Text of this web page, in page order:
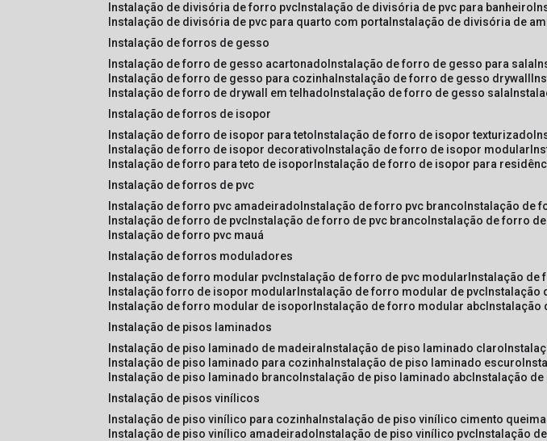
instalação de divisória de forro pvc instalação de divisória de pvc para banheiro
instalação de divisória de pvc para quarto com porta instalação de divisória de
instalação de forros de gesso
instalação de forro de gesso acartonado instalação de forro de gesso para sala
instalação de forro de gesso para cozinha instalação de forro de gesso drywall
instalação de forro de drywall em telhado instalação de forro de gesso sala
instalação de forros de isopor
instalação de forro de isopor para teto instalação de forro de isopor texturizado
instalação de forro de isopor decorativo instalação de forro de isopor modular
instalação de forro para teto de isopor instalação de forro de isopor para
instalação de forros de pvc
instalação de forro pvc amadeirado instalação de forro pvc branco instalação de
instalação de forro de pvc instalação de forro de pvc branco instalação de forro
instalação de forro pvc mauá
instalação de forros moduladores
instalação de forro modular pvc instalação de forro de pvc modular instalação de
instalação forro de isopor modular instalação de forro modular de pvc instalação
instalação de forro modular de isopor instalação de forro modular abc instalação
instalação de pisos laminados
instalação de piso laminado de madeira instalação de piso laminado claro
instalação de piso laminado para cozinha instalação de piso laminado escuro
instalação de piso laminado branco instalação de piso laminado abc instalação
instalação de pisos vinílicos
instalação de piso vinílico para cozinha instalação de piso vinílico cimento
instalação de piso vinílico amadeirado instalação de piso vinílico pvc instalação